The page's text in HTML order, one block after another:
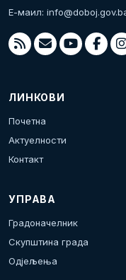
Е-маил:
ЛИНКОВИ
Почетна
Актуелности
Контакт
УПРАВА
Градоначелник
Скупштина града
Одјељења